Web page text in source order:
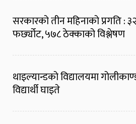
सरकारको तीन महिनाको प्रगति :
फर्छ्योट, ५७८ ठेक्काको विश्लेषण
थाइल्यान्डको विद्यालयमा
विद्यार्थी घाइते